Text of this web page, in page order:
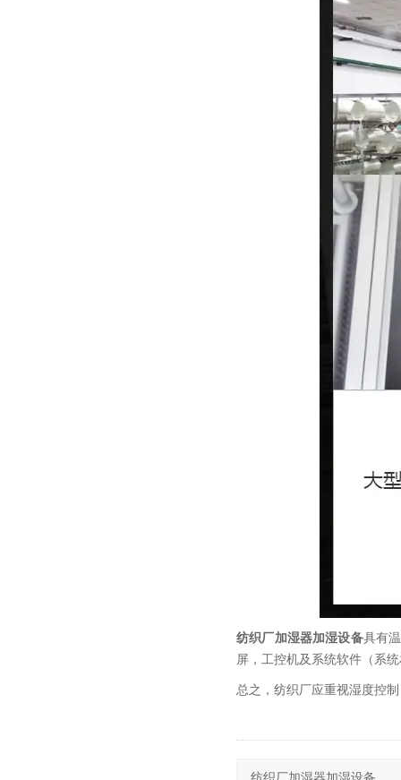
纺织厂加湿器加湿设备具有
屏，工控机及系统软件（系
总之，纺织厂应重视湿度控